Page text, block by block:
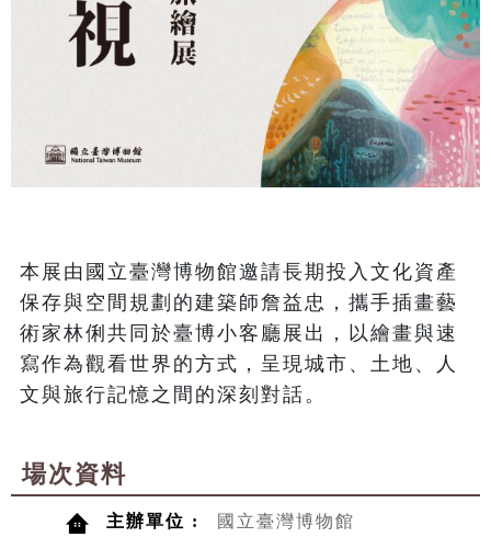
本展由國立臺灣博物館邀請長期投入文化資產
保存與空間規劃的建築師詹益忠，攜手插畫藝
術家林俐共同於臺博小客廳展出，以繪畫與速
寫作為觀看世界的方式，呈現城市、土地、人
文與旅行記憶之間的深刻對話。
場次資料
主辦單位 : 國立臺灣博物館